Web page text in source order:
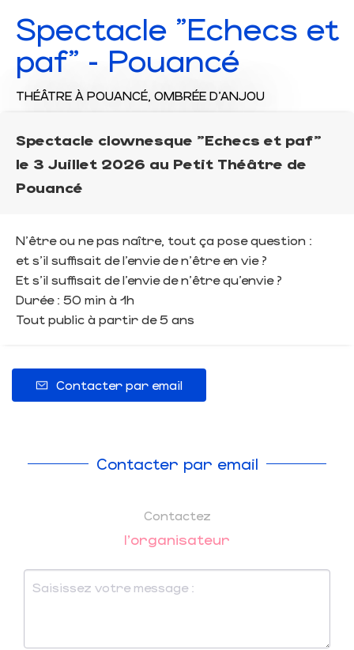
Spectacle "Echecs et
paf" - Pouancé
THÉÂTRE À POUANCÉ, OMBRÉE D'ANJOU
Spectacle clownesque "Echecs et paf"
le 3 Juillet 2026 au Petit Théâtre de
Pouancé
N’être ou ne pas naître, tout ça pose question :
et s’il suffisait de l’envie de n’être en vie ?
Et s’il suffisait de l’envie de n’être qu’envie ?
Durée : 50 min à 1h
Tout public à partir de 5 ans
Contacter par email
Contacter par email
Contactez
l'organisateur